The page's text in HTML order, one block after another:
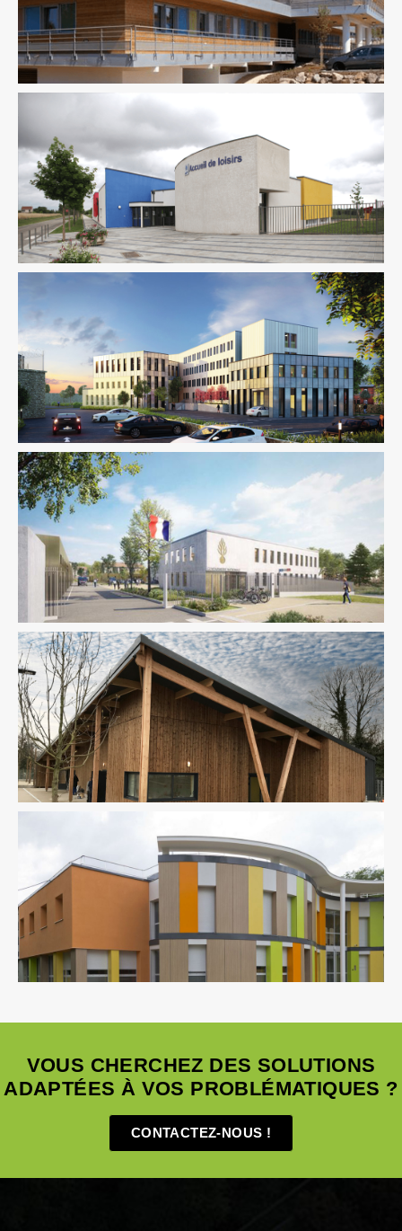
Structure Thermique
Équipement Public Ingenierie TCE
Équipement Public Fluides Ingenierie TCE Structure
Thermique VRD
Équipement Public Fluides Sûreté Sécurité Thermique
Équipement Public Fluides Ingenierie TCE Pilotage
D'opération / MOEX Structure VRD
Équipement Public Fluides Ingenierie TCE Structure
Sûreté Sécurité
VOUS CHERCHEZ DES SOLUTIONS
ADAPTÉES À VOS PROBLÉMATIQUES ?
CONTACTEZ-NOUS !